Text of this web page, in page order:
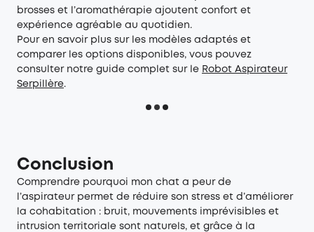
brosses et l’aromathérapie ajoutent confort et
expérience agréable au quotidien.
Pour en savoir plus sur les modèles adaptés et
comparer les options disponibles, vous pouvez
consulter notre guide complet sur le Robot Aspirateur
Serpillère.
Conclusion
Comprendre pourquoi mon chat a peur de
l’aspirateur permet de réduire son stress et d’améliorer
la cohabitation : bruit, mouvements imprévisibles et
intrusion territoriale sont naturels, et grâce à la